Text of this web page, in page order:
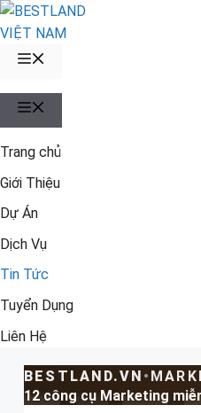
Chuyển
đến
Trang chủ
Giới Thiệu
Dự Án
Dịch Vụ
Tin Tức
Tuyển Dụng
Liên Hệ
BESTLAND.VN •
12 công cụ Marketing